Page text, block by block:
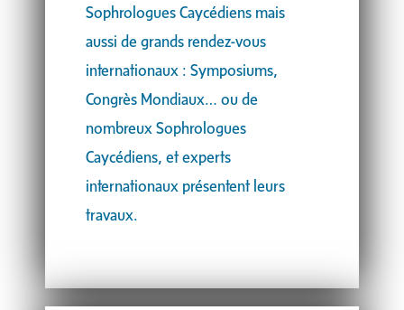
Sophrologues Caycédiens mais
aussi de grands rendez-vous
internationaux : Symposiums,
Congrès Mondiaux… ou de
nombreux Sophrologues
Caycédiens, et experts
internationaux présentent leurs
travaux.